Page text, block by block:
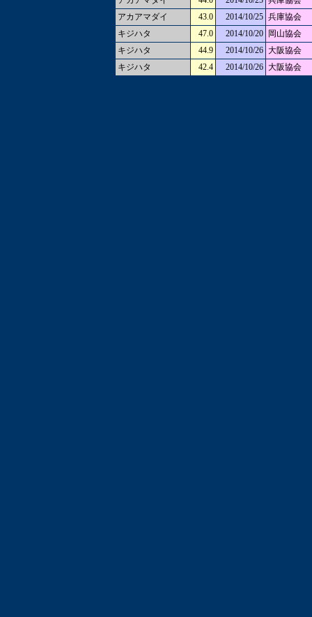
アカアマダイ
43.0 2014/10/25 兵庫協会
キジハタ
47.0 2014/10/20
岡山協会
キジハタ
44.9 2014/10/26 大阪協会
キジハタ
42.4 2014/10/26 大阪協会